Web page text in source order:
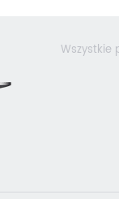
Wszystkie